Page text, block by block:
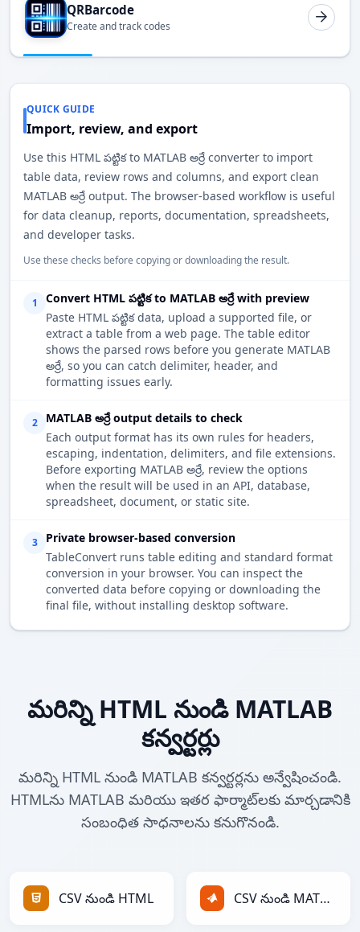
QRBarcode
Create and track codes
QUICK GUIDE
Import, review, and export
Use this HTML పట్టిక to MATLAB అర్రే converter to import
table data, review rows and columns, and export clean
MATLAB అర్రే output. The browser-based workflow is useful
for data cleanup, reports, documentation, spreadsheets,
and developer tasks.
Use these checks before copying or downloading the result.
1
Convert HTML పట్టిక to MATLAB అర్రే with preview
Paste HTML పట్టిక data, upload a supported file, or
extract a table from a web page. The table editor
shows the parsed rows before you generate MATLAB
అర్రే, so you can catch delimiter, header, and
formatting issues early.
2
MATLAB అర్రే output details to check
Each output format has its own rules for headers,
escaping, indentation, delimiters, and file extensions.
Before exporting MATLAB అర్రే, review the options
when the result will be used in an API, database,
spreadsheet, document, or static site.
3
Private browser-based conversion
TableConvert runs table editing and standard format
conversion in your browser. You can inspect the
converted data before copying or downloading the
final file, without installing desktop software.
మరిన్ని HTML నుండి MATLAB
కన్వర్టర్లు
మరిన్ని HTML నుండి MATLAB కన్వర్టర్లను అన్వేషించండి.
HTMLను MATLAB మరియు ఇతర ఫార్మాట్‌లకు మార్చడానికి
సంబంధిత సాధనాలను కనుగొనండి.
CSV నుండి HTML CSV నుండి MATLAB